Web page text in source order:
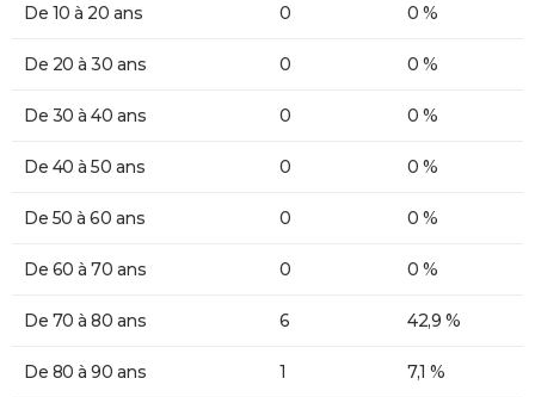
De 10 à 20 ans 0 0 %
De 20 à 30 ans 0 0 %
De 30 à 40 ans 0 0 %
De 40 à 50 ans 0 0 %
De 50 à 60 ans 0 0 %
De 60 à 70 ans 0 0 %
De 70 à 80 ans 6 42,9 %
De 80 à 90 ans 1 7,1 %